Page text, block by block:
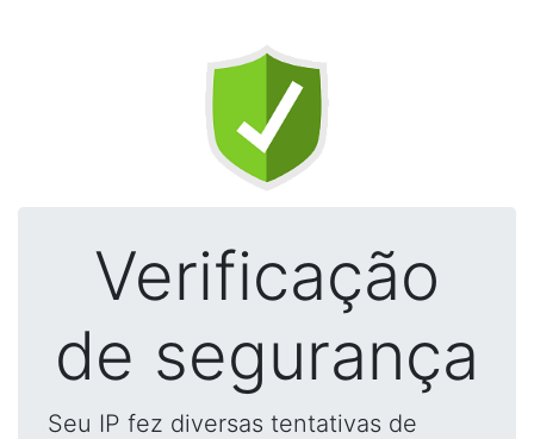
Verificação
de segurança
Seu IP fez diversas tentativas de